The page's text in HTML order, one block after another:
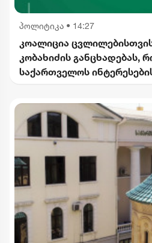
პოლიტიკა • 14:27
კოალიცია
კობახიძის განცხადებას,
საქართველოს